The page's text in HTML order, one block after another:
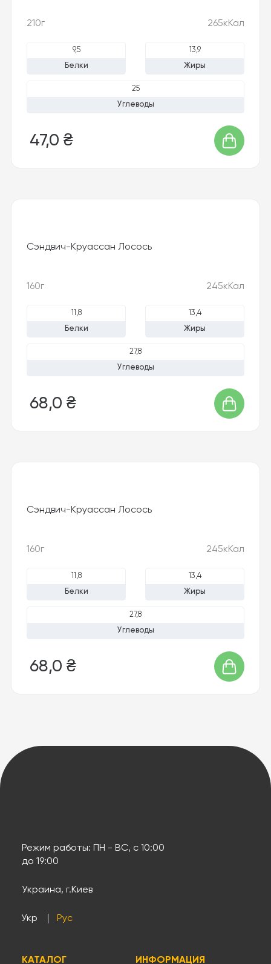
210г 265кКал
9,5
Белки
13,9
Жиры
25
Углеводы
47,0 ₴
Сэндвич-Круассан Лосось
160г 245кКал
11,8
Белки
13,4
Жиры
27,8
Углеводы
68,0 ₴
Сэндвич-Круассан Лосось
160г 245кКал
11,8
Белки
13,4
Жиры
27,8
Углеводы
68,0 ₴
Режим работы: ПН - ВС, с 10:00
до 19:00
Украина, г.Киев
Укр Рус
КАТАЛОГ ИНФОРМАЦИЯ